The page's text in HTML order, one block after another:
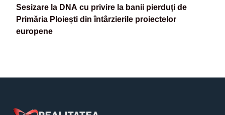
Sesizare la DNA cu privire la banii pierduţi de
Primăria Ploiești din întârzierile proiectelor
europene